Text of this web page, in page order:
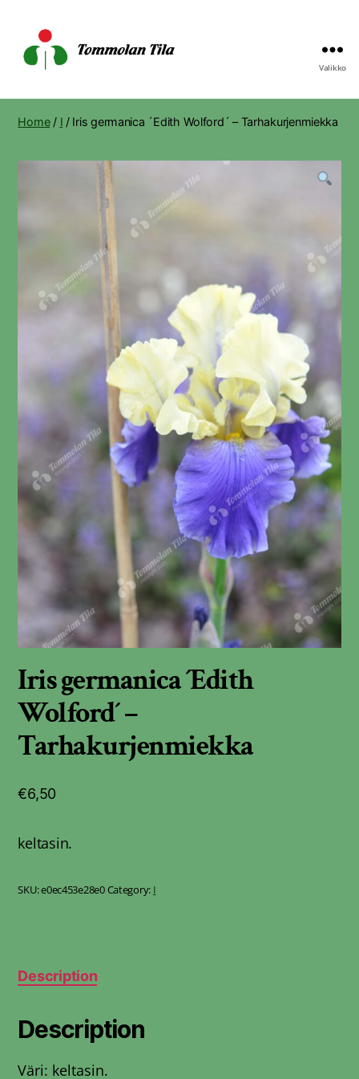
Tila
Valikko
Home/ I / Iris germanica ´Edith Wolford´ – Tarhakurjenmiekka
Iris germanica ´Edith
Wolford´ –
Tarhakurjenmiekka
€6,50
keltasin.
SKU:e0ec453e28e0Category: I
Description
Description
Väri: keltasin.